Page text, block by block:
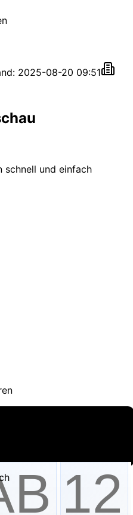
2025-08-20 09:51
schnell und einfach